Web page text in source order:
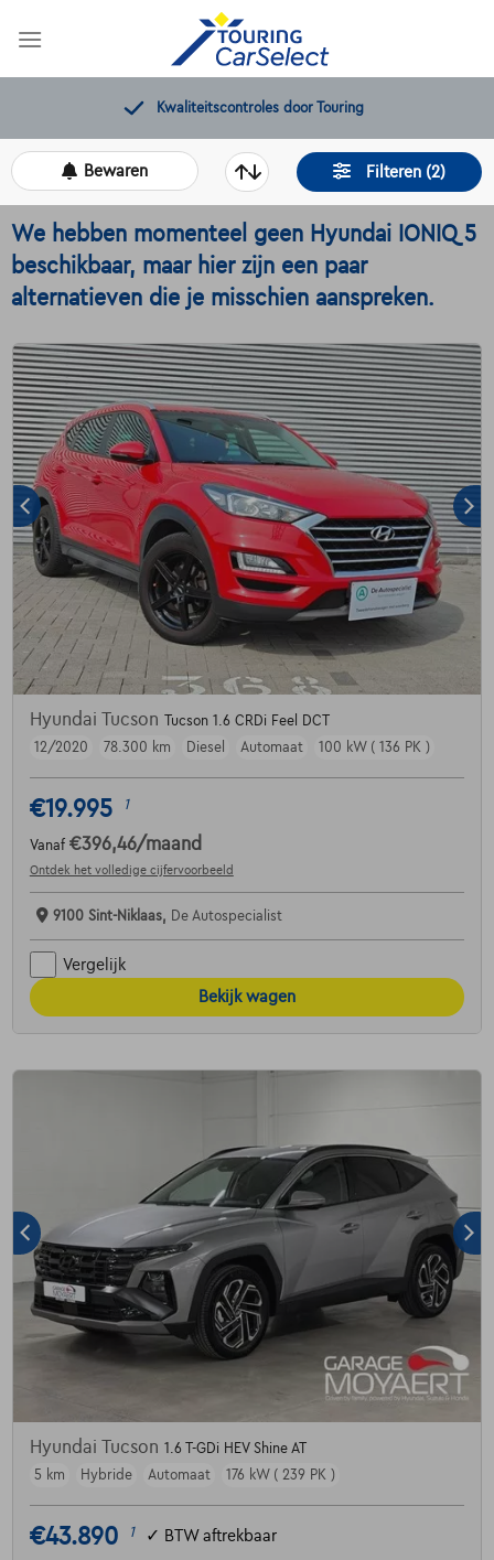
Kwaliteitscontroles door Touring
Filteren (2)
Bewaren
We hebben momenteel geen Hyundai IONIQ 5
beschikbaar, maar hier zijn een paar
alternatieven die je misschien aanspreken.
Hyundai Tucson
Tucson 1.6 CRDi Feel DCT
12/2020
78.300 km Diesel Automaat 100 kW ( 136 PK )
€19.995 1
Vanaf €396,46/maand
Ontdek het volledige cijfervoorbeeld
9100 Sint-Niklaas, De Autospecialist
Vergelijk
Bekijk wagen
Hyundai Tucson 1.6 T-GDi HEV Shine AT
5 km
Hybride Automaat 176 kW ( 239 PK )
€43.890 1 ✓ BTW aftrekbaar